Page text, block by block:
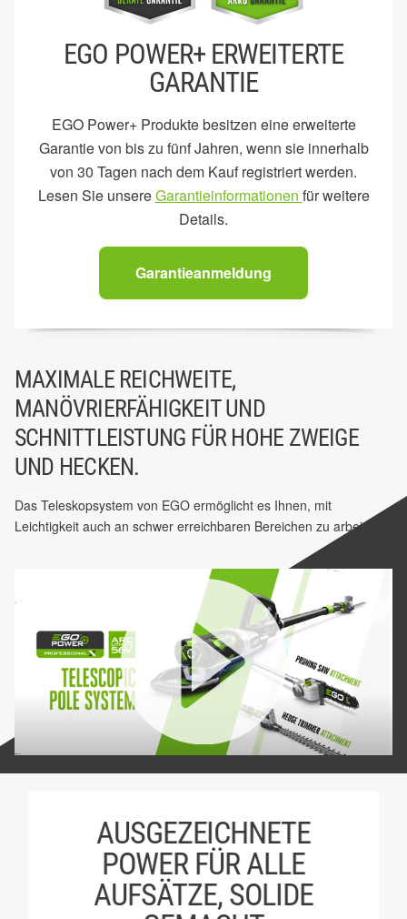
EGO POWER+ ERWEITERTE
GARANTIE
EGO Power+ Produkte besitzen eine erweiterte
Garantie von bis zu fünf Jahren, wenn sie innerhalb
von 30 Tagen nach dem Kauf registriert werden.
Lesen Sie unsereGarantieinformationen für weitere
Details.
Garantieanmeldung
MAXIMALE REICHWEITE,
MANÖVRIERFÄHIGKEIT UND
SCHNITTLEISTUNG FÜR HOHE ZWEIGE
UND HECKEN.
Das Teleskopsystem von EGO ermöglicht es Ihnen, mit
Leichtigkeit auch an schwer erreichbaren Bereichen zu arbeiten.
AUSGEZEICHNETE
POWER FÜR ALLE
AUFSÄTZE, SOLIDE